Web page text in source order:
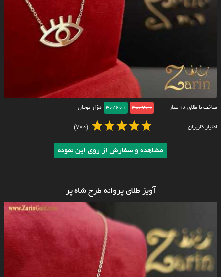
ساخت با طلای ۱۸ عیار 30/701
30/601 هزار تومان
امتیاز کاربران (700)
مشاهده و سفارش از روی این نمونه
آویز طلای پروانه طرح شاه پر